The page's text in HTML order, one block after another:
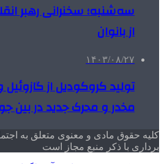
سه‌شنبه؛ سخنرانی رهبر
از بانوان
۱۴۰۳/۰۸/۲۷
تولید کروکودیل از
مخدر و محرک جدید در بین
کلیه حقوق مادی و معنوی متعلق به
برداری با ذکر منبع مجاز است